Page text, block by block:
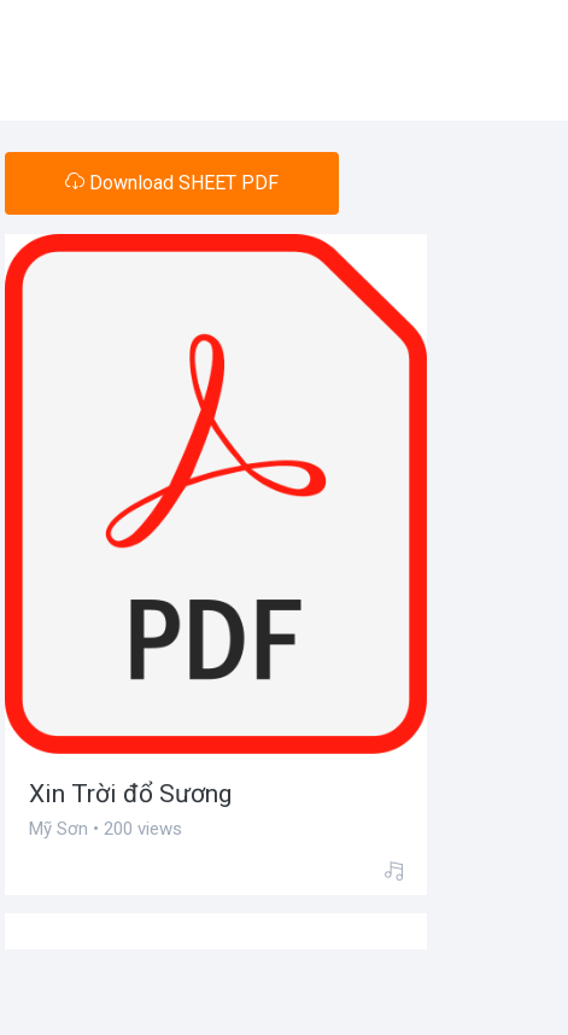
Download SHEET PDF
Xin Trời đổ Sương
Mỹ Sơn • 200 views